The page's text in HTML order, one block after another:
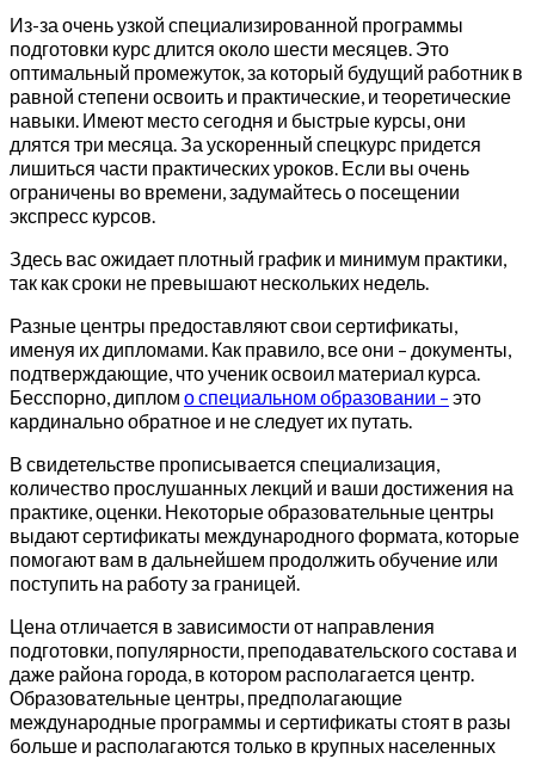
Из-за очень узкой специализированной программы
подготовки курс длится около шести месяцев. Это
оптимальный промежуток, за который будущий работник в
равной степени освоить и практические, и теоретические
навыки. Имеют место сегодня и быстрые курсы, они
длятся три месяца. За ускоренный спецкурс придется
лишиться части практических уроков. Если вы очень
ограничены во времени, задумайтесь о посещении
экспресс курсов.
Здесь вас ожидает плотный график и минимум практики,
так как сроки не превышают нескольких недель.
Разные центры предоставляют свои сертификаты,
именуя их дипломами. Как правило, все они – документы,
подтверждающие, что ученик освоил материал курса.
Бесспорно, диплом о специальном образовании – это
кардинально обратное и не следует их путать.
В свидетельстве прописывается специализация,
количество прослушанных лекций и ваши достижения на
практике, оценки. Некоторые образовательные центры
выдают сертификаты международного формата, которые
помогают вам в дальнейшем продолжить обучение или
поступить на работу за границей.
Цена отличается в зависимости от направления
подготовки, популярности, преподавательского состава и
даже района города, в котором располагается центр.
Образовательные центры, предполагающие
международные программы и сертификаты стоят в разы
больше и располагаются только в крупных населенных